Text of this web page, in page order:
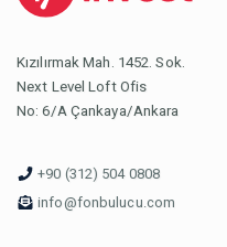
Kızılırmak Mah. 1452. Sok.
Next Level Loft Ofis
No: 6/A Çankaya/Ankara
+90 (312) 504 0808
info@fonbulucu.com